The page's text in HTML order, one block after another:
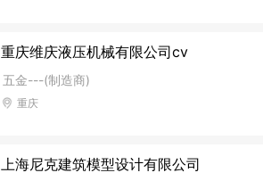
重庆维庆液压机械有限公司cv
五金---(制造商)
重庆
上海尼克建筑模型设计有限公司